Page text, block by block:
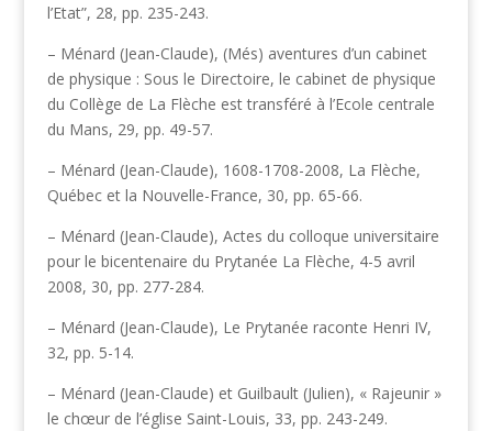
l’Etat”, 28, pp. 235-243.
– Ménard (Jean-Claude), (Més) aventures d’un cabinet
de physique : Sous le Directoire, le cabinet de physique
du Collège de La Flèche est transféré à l’Ecole centrale
du Mans, 29, pp. 49-57.
– Ménard (Jean-Claude), 1608-1708-2008, La Flèche,
Québec et la Nouvelle-France, 30, pp. 65-66.
– Ménard (Jean-Claude), Actes du colloque universitaire
pour le bicentenaire du Prytanée La Flèche, 4-5 avril
2008, 30, pp. 277-284.
– Ménard (Jean-Claude), Le Prytanée raconte Henri IV,
32, pp. 5-14.
– Ménard (Jean-Claude) et Guilbault (Julien), « Rajeunir »
le chœur de l’église Saint-Louis, 33, pp. 243-249.